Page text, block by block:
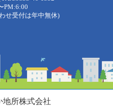
PM:6:00
せ受付は年中無休)
所株式会社